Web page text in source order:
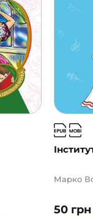
50 грн
Марко